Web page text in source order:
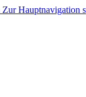
Zur Hauptnavigation